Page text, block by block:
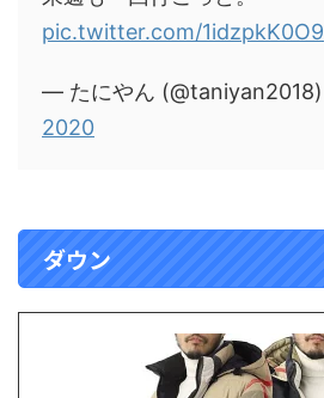
pic.twitter.com/1idzpkK0O9
— たにやん (@taniyan2018)
2020
ダウン